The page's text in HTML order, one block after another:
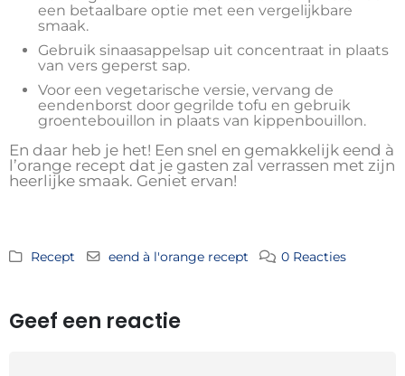
een betaalbare optie met een vergelijkbare
smaak.
Gebruik sinaasappelsap uit concentraat in plaats
van vers geperst sap.
Voor een vegetarische versie, vervang de
eendenborst door gegrilde tofu en gebruik
groentebouillon in plaats van kippenbouillon.
En daar heb je het! Een snel en gemakkelijk eend à
l’orange recept dat je gasten zal verrassen met zijn
heerlijke smaak. Geniet ervan!
Recept eend à l'orange recept 0 Reacties
Geef een reactie